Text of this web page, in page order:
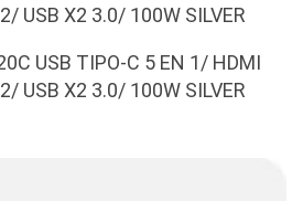
USB X2 3.0/ 100W SILVER
USB TIPO-C 5 EN 1/ HDMI
USB X2 3.0/ 100W SILVER